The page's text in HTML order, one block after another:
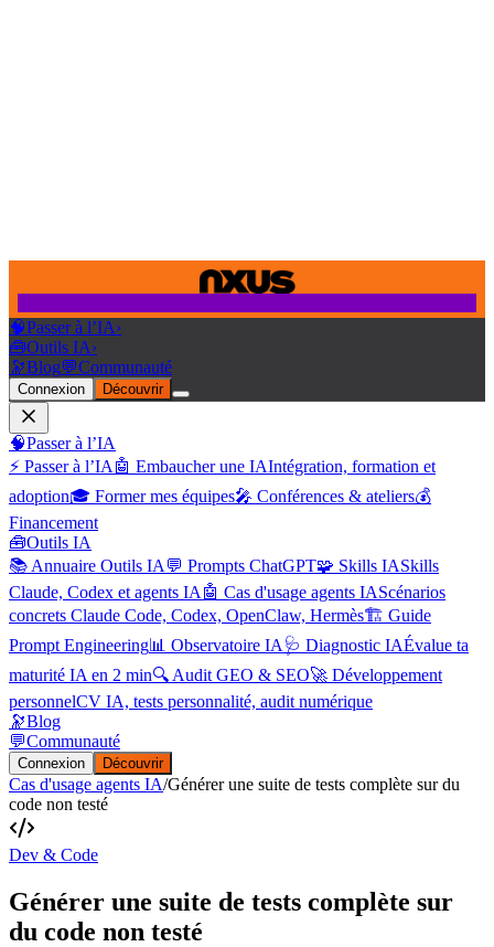
🧠Passer à l’IA›
🧰Outils IA›
🔭Blog💬Communauté
Connexion Découvrir
🧠Passer à l’IA
⚡ Passer à l’IA 🤖 Embaucher une IAIntégration, formation et
adoption🎓 Former mes équipes🎤 Conférences & ateliers💰
Financement
🧰Outils IA
📚 Annuaire Outils IA 💬 Prompts ChatGPT🧩 Skills IASkills
Claude, Codex et agents IA 🤖 Cas d'usage agents IAScénarios
concrets Claude Code, Codex, OpenClaw, Hermès🏗️ Guide
Prompt Engineering📊 Observatoire IA 🩺 Diagnostic IAÉvalue ta
maturité IA en 2 min🔍 Audit GEO & SEO🚀 Développement
personnelCV IA, tests personnalité, audit numérique
🔭Blog
💬Communauté
Connexion Découvrir
Cas d'usage agents IA/Générer une suite de tests complète sur du
code non testé
Dev & Code
Générer une suite de tests complète sur
du code non testé